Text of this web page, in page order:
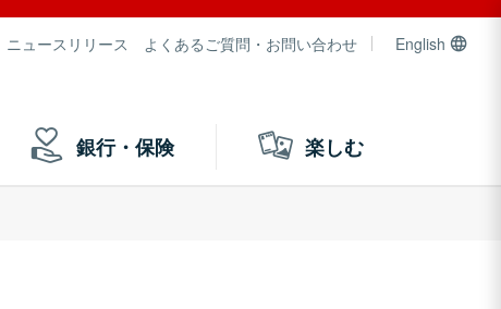
ニュースリリース よくあるご質問・お問い合わせ English
銀行・保険 楽しむ